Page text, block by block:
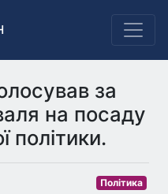
за
на посаду
політики.
Політика